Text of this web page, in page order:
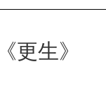
《更生》